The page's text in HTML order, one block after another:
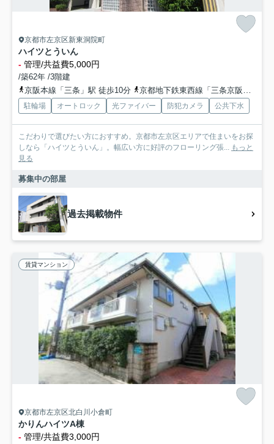
京都市左京区新東洞院町
ハイツとういん
- 管理/共益費5,000円
/築62年 /3階建
京阪本線「三条」駅 徒歩10分
京都地下鉄東西線「三条京阪」駅 徒歩8分
駐輪場 オートロック 光ファイバー 防犯カメラ 公共下水
こだわりで選びたい方におすすめ。京都市左京区エリアで住まいをお探
しなら「ハイツとういん」。幅広い方に好評のフローリング張... もっと
見る
募集中の部屋
過去掲載物件
賃貸マンション
京都市左京区北白川小倉町
かりんハイツA棟
- 管理/共益費3,000円